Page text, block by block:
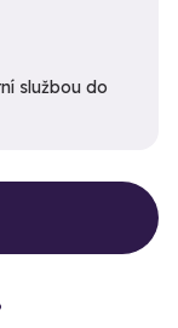
službou do